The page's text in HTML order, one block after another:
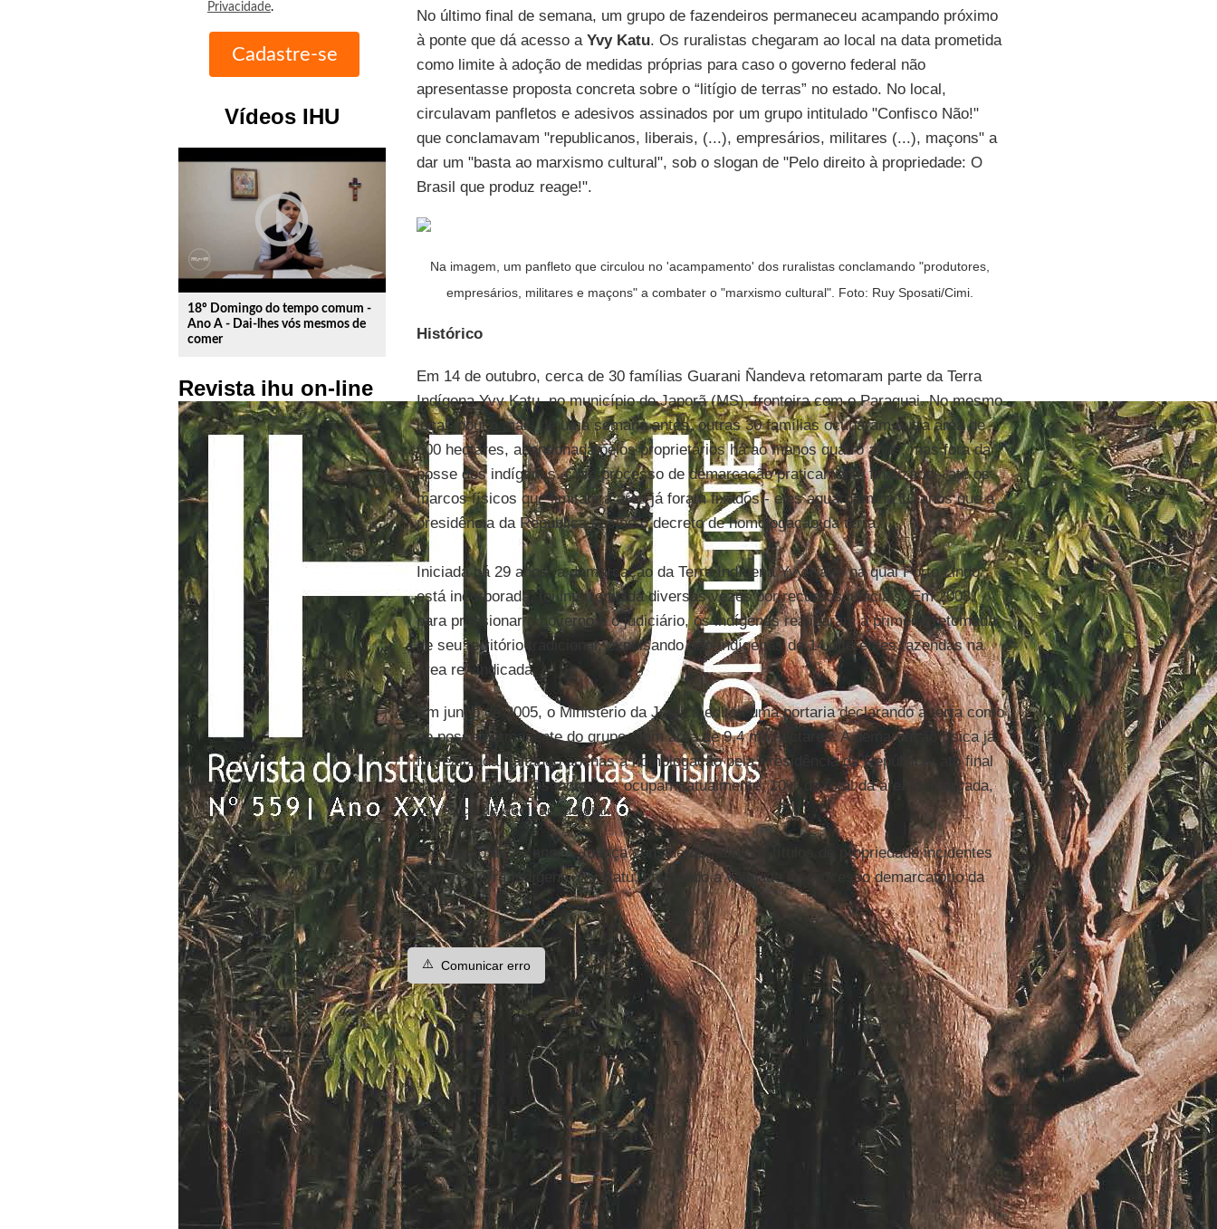
Privacidade.
Vídeos IHU
play_circle_outline
18º Domingo do tempo comum -
Ano A - Dai-lhes vós mesmos de
comer
Revista ihu on-line
No último final de semana, um grupo de fazendeiros permaneceu acampando próximo
à ponte que dá acesso a Yvy Katu. Os ruralistas chegaram ao local na data prometida
como limite à adoção de medidas próprias para caso o governo federal não
apresentasse proposta concreta sobre o “litígio de terras” no estado. No local,
circulavam panfletos e adesivos assinados por um grupo intitulado "Confisco Não!"
que conclamavam "republicanos, liberais, (...), empresários, militares (...), maçons" a
dar um "basta ao marxismo cultural", sob o slogan de "Pelo direito à propriedade: O
Brasil que produz reage!".
Na imagem, um panfleto que circulou no 'acampamento' dos ruralistas conclamando "produtores,
empresários, militares e maçons" a combater o "marxismo cultural". Foto: Ruy Sposati/Cimi.
Histórico
Em 14 de outubro, cerca de 30 famílias Guarani Ñandeva retomaram parte da Terra
Indígena Yvy Katu, no município de Japorã (MS), fronteira com o Paraguai. No mesmo
local, pouco mais de uma semana antes, outras 30 famílias ocuparam outra área de
600 hectares, abandonada pelos proprietários há ao menos quatro anos, mas fora da
posse dos indígenas. Com processo de demarcação praticamente finalizado - até os
marcos físicos que limitam a área já foram fixados - eles aguardam há 10 anos que a
presidência da República assine o decreto de homologação da terra.
Iniciada há 29 anos, a demarcação da Terra Indígena Yvy Katu, na qual Porto Lindo
está incorporada, foi interrompida diversas vezes por recursos judiciais. Em 2003,
para pressionar o governo e o judiciário, os indígenas realizaram a primeira retomada
de seu território tradicional, expulsando não-indígenas de 14 diferentes fazendas na
área reivindicada.
Em junho de 2005, o Ministério da Justiça editou uma portaria declarando a terra como
de posse permanente do grupo, com área de 9,4 mil hectares. A demarcação física já
foi realizada, faltando apenas a homologação pela Presidência da República, ato final
da demarcação. Os indígenas ocupam, atualmente, 10% do total da área demarcada,
por força de decisão judicial.
Em março deste ano, a Justiça considerou nulos os títulos de propriedade incidentes
sobre a Terra Indígena Yvy Katu, atestando a validade do processo demarcatório da
área.
⚠️ Comunicar erro